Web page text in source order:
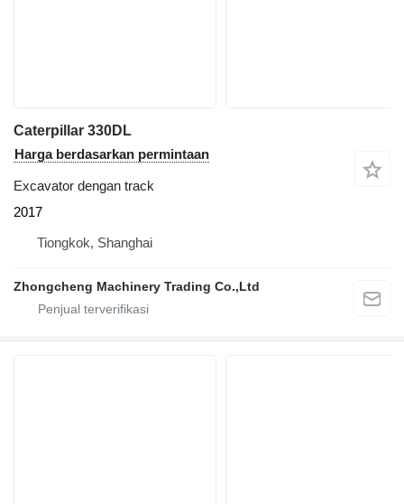
Caterpillar 330DL
Harga berdasarkan permintaan
Excavator dengan track
2017
Tiongkok, Shanghai
Zhongcheng Machinery Trading Co.,Ltd